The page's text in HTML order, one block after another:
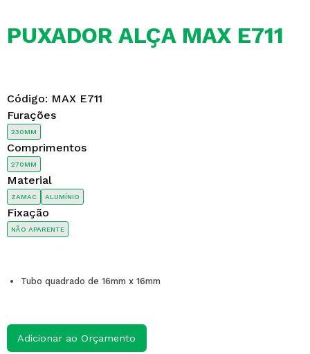
PUXADOR ALÇA MAX E711
Código: MAX E711
Furações
230MM
Comprimentos
270MM
Material
ZAMAC ALUMÍNIO
Fixação
NÃO APARENTE
Tubo quadrado de 16mm x 16mm
Adicionar ao Orçamento